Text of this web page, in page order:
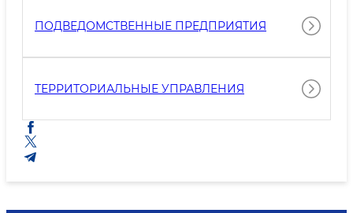
ПОДВЕДОМСТВЕННЫЕ ПРЕДПРИЯТИЯ
ТЕРРИТОРИАЛЬНЫЕ УПРАВЛЕНИЯ